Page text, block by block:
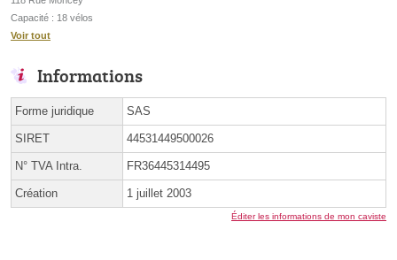
Capacité : 18 vélos
Voir tout
Informations
Forme juridique SAS
SIRET 44531449500026
N° TVA Intra. FR36445314495
Création 1 juillet 2003
Éditer les informations de mon caviste